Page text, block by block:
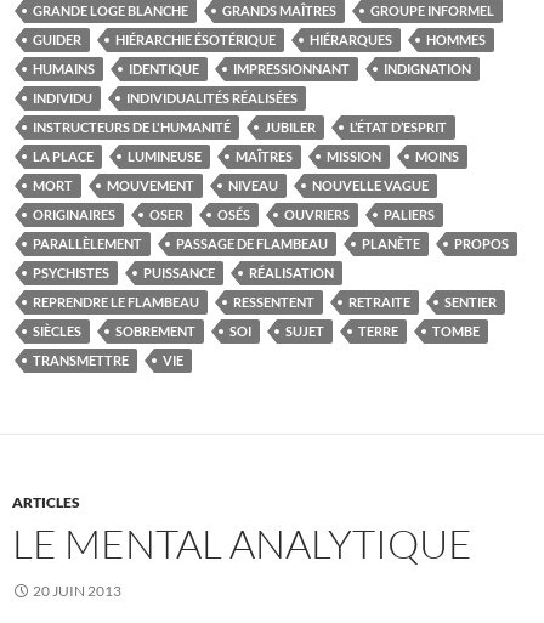
GRANDE LOGE BLANCHE
GRANDS MAÎTRES
GROUPE INFORMEL
GUIDER
HIÉRARCHIE ÉSOTÉRIQUE HIÉRARQUES
HOMMES
HUMAINS
IDENTIQUE IMPRESSIONNANT
INDIGNATION
INDIVIDU
INDIVIDUALITÉS RÉALISÉES
INSTRUCTEURS DE L'HUMANITÉ
JUBILER
L’ÉTAT D’ESPRIT
LA PLACE
LUMINEUSE MAÎTRES MISSION
MOINS
MORT
MOUVEMENT NIVEAU
NOUVELLE VAGUE
ORIGINAIRES
OSER OSÉS OUVRIERS
PALIERS
PARALLÈLEMENT
PASSAGE DE FLAMBEAU PLANÈTE
PROPOS
PSYCHISTES
PUISSANCE
RÉALISATION
REPRENDRE LE FLAMBEAU
RESSENTENT RETRAITE
SENTIER
SIÈCLES
SOBREMENT SOI SUJET TERRE
TOMBE
TRANSMETTRE
VIE
ARTICLES
LE MENTAL ANALYTIQUE
20 JUIN 2013